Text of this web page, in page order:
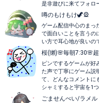
是非遊びに来てフォロ
噂のもけもけ🦖🎡
ゲーム配信中心のまっ
で面白いことを言うの
い方で耳心地が良いの
桜(獺)🌸毎朝7:30🌸
ピンでするゲームが好
た声で丁寧にゲーム説
て、どんなコメントに
シャミすると宇宙を1
ごませんべい/ラメ